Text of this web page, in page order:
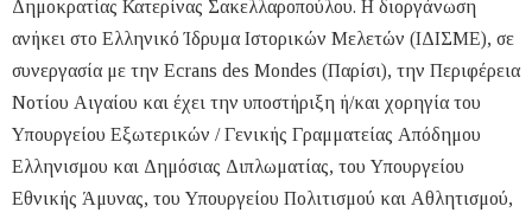
Δημοκρατίας Κατερίνας Σακελλαροπούλου. Η διοργάνωση
ανήκει στο Ελληνικό Ίδρυμα Ιστορικών Μελετών (ΙΔΙΣΜΕ), σε
συνεργασία με την Ecrans des Mondes (Παρίσι), την Περιφέρεια
Νοτίου Αιγαίου και έχει την υποστήριξη ή/και χορηγία του
Υπουργείου Εξωτερικών / Γενικής Γραμματείας Απόδημου
Ελληνισμου και Δημόσιας Διπλωματίας, του Υπουργείου
Εθνικής Άμυνας, του Υπουργείου Πολιτισμού και Αθλητισμού,